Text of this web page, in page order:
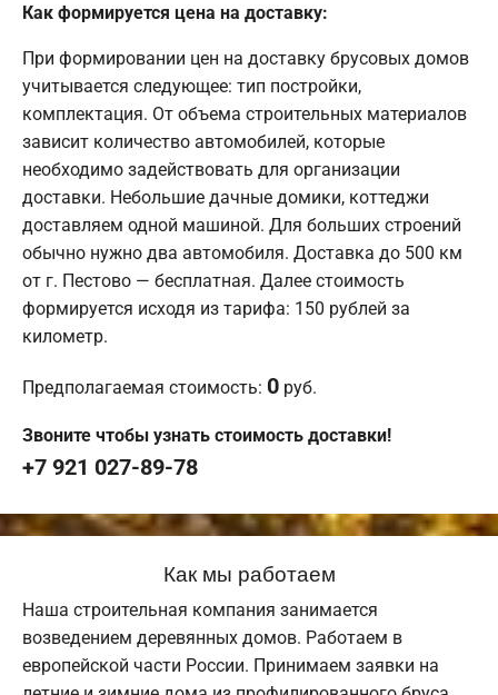
Как формируется цена на доставку:
При формировании цен на доставку брусовых домов
учитывается следующее: тип постройки,
комплектация. От объема строительных материалов
зависит количество автомобилей, которые
необходимо задействовать для организации
доставки. Небольшие дачные домики, коттеджи
доставляем одной машиной. Для больших строений
обычно нужно два автомобиля. Доставка до 500 км
от г. Пестово — бесплатная. Далее стоимость
формируется исходя из тарифа: 150 рублей за
километр.
Предполагаемая стоимость: 0 руб.
Звоните чтобы узнать стоимость доставки!
+7 921 027-89-78
Как мы работаем
Наша строительная компания занимается
возведением деревянных домов. Работаем в
европейской части России. Принимаем заявки на